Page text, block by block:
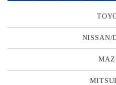
NISSAN/